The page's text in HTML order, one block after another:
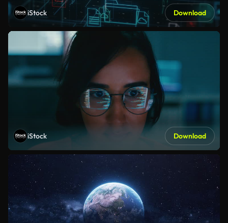
iStock Download
iStock Download